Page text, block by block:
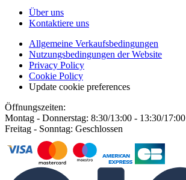
Über uns
Kontaktiere uns
Allgemeine Verkaufsbedingungen
Nutzungsbedingungen der Website
Privacy Policy
Cookie Policy
Update cookie preferences
Öffnungszeiten:
Montag - Donnerstag: 8:30/13:00 - 13:30/17:00
Freitag - Sonntag: Geschlossen